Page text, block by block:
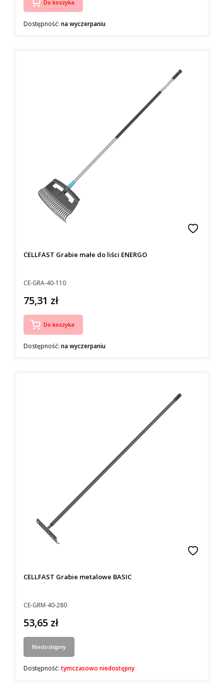
Do koszyka
Dostępność: na wyczerpaniu
Kod producenta
CE-GRA-40-110
CELLFAST Grabie małe do liści ENERGO
Cena
75,31 zł
Do koszyka
Dostępność: na wyczerpaniu
Kod producenta
CE-GRM-40-280
CELLFAST Grabie metalowe BASIC
Cena
53,65 zł
Niedostępny
Dostępność:tymczasowo niedostępny